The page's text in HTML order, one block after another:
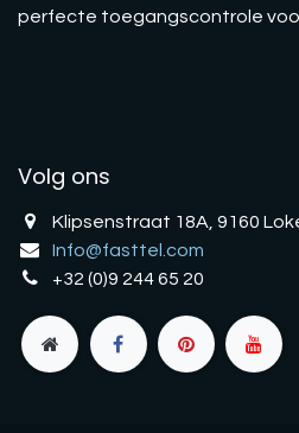
perfecte toegangscontrole
Volg ons
Klipsenstraat 18A, 9160
Info@fasttel.com
+32 (0)9 244 65 20